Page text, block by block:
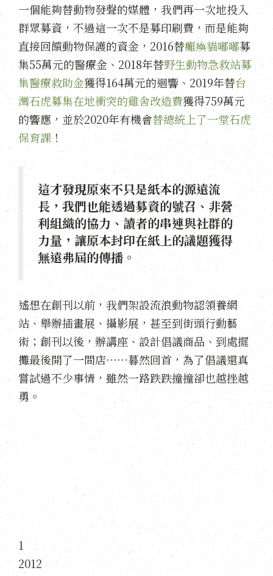
一個能夠替動物發聲的媒體，我們再一次地投入
群眾募資，不過這一次不是募印刷費，而是能夠
直接回饋動物保護的資金，2016替癱瘓貓嘟嘟募
集55萬元的醫療金、2018年替野生動物急救站募
集醫療救助金獲得164萬元的迴響、2019年替台
灣石虎募集在地衝突的雞舍改造費獲得759萬元
的響應，並於2020年有機會替總統上了一堂石虎
保育課 ！
這才發現原來不只是紙本的源遠流
長，我們也能透過募資的號召、非營
利組織的協力、讀者的串連與社群的
力量，讓原本封印在紙上的議題獲得
無遠弗屆的傳播。
遙想在創刊以前，我們架設流浪動物認領養網
站、舉辦插畫展、攝影展，甚至到街頭行動藝
術；創刊以後，辦講座、設計倡議商品、到處擺
攤最後開了一間店⋯⋯暮然回首，為了倡議還真
嘗試過不少事情，雖然一路跌跌撞撞卻也越挫越
勇。
1
2012